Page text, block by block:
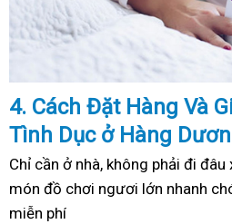
4. Cách Đặt Hàng Và
Tình Dục ở Hàng
Chỉ cần ở nhà, không phải đi
món đồ chơi ngươi lớn nhanh
miễn phí